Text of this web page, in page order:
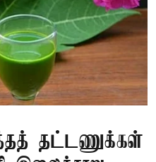
தட்டணுக்கள்